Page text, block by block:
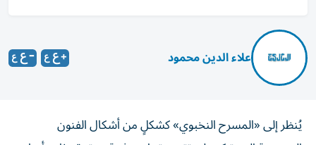
علاء الدين محمود
يُنظر إلى «المسرح النخبوي» كشكلٍ من أشكال الفنون